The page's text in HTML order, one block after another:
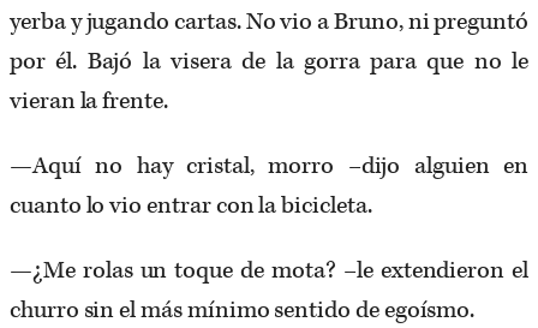
yerba y jugando cartas. No vio a Bruno, ni preguntó
por él. Bajó la visera de la gorra para que no le
vieran la frente.
—Aquí no hay cristal, morro –dijo alguien en
cuanto lo vio entrar con la bicicleta.
—¿Me rolas un toque de mota? –le extendieron el
churro sin el más mínimo sentido de egoísmo.